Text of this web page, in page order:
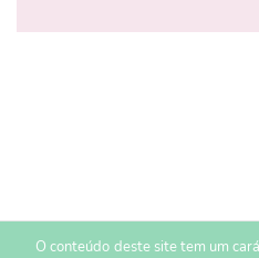
O conteúdo deste site tem um